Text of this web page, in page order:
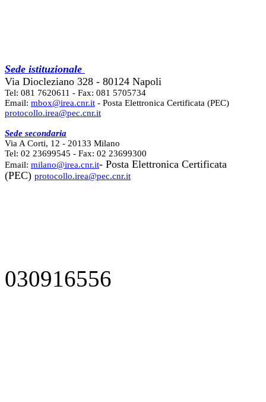
Sede istituzionale
Via Diocleziano 328 - 80124 Napoli
Tel: 081 7620611 - Fax: 081 5705734
Email: mbox@irea.cnr.it - Posta Elettronica Certificata (PEC)
protocollo.irea@pec.cnr.it
Sede secondaria
Via A Corti, 12 - 20133 Milano
Tel: 02 23699545 - Fax: 02 23699300
Email: milano@irea.cnr.it- Posta Elettronica Certificata
(PEC) protocollo.irea@pec.cnr.it
030916556